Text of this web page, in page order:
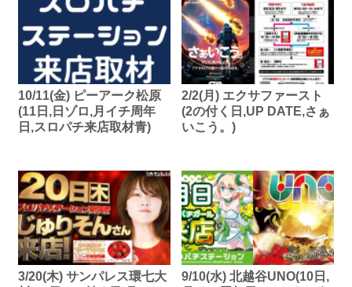
10/11(金) ピーアーク松原
(11日,日ゾロ,月イチ周年
日,スロパチ来店取材青)
2/2(月) エクサファースト
(2の付く日,UP DATE,さぁ
いこう。)
3/20(木) サンパレス環七大
9/10(水) 北越谷UNO(10日,